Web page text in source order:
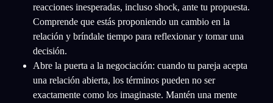
reacciones inesperadas, incluso shock, ante tu propuesta.
Comprende que estás proponiendo un cambio en la
relación y bríndale tiempo para reflexionar y tomar una
decisión.
Abre la puerta a la negociación: cuando tu pareja acepta
una relación abierta, los términos pueden no ser
exactamente como los imaginaste. Mantén una mente